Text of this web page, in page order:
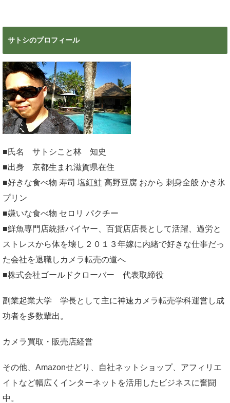
サトシのプロフィール
■氏名 サトシこと林 知史
■出身 京都生まれ滋賀県在住
■好きな食べ物 寿司 塩紅鮭 高野豆腐 おから 刺身全般 かき氷
プリン
■嫌いな食べ物 セロリ パクチー
■鮮魚専門店統括バイヤー、百貨店店長として活躍、過労と
ストレスから体を壊し２０１３年嫁に内緒で好きな仕事だっ
た会社を退職しカメラ転売の道へ
■株式会社ゴールドクローバー 代表取締役
副業起業大学 学長として主に神速カメラ転売学科運営し成
功者を多数輩出。
カメラ買取・販売店経営
その他、Amazonせどり、自社ネットショップ、アフィリエ
イトなど幅広くインターネットを活用したビジネスに奮闘
中。